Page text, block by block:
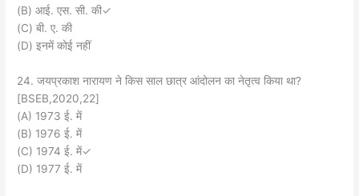
(B) आई. एस. सी. की✓
(C) बी. ए. की
(D) इनमें कोई नहीं
24. जयप्रकाश नारायण ने किस साल छात्र आंदोलन का नेतृत्व किया था?
[BSEB,2020,22]
(A) 1973 ई. में
(B) 1976 ई. में
(C) 1974 ई. में✓
(D) 1977 ई. में